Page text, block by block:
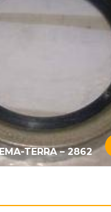
TERRA – 2862